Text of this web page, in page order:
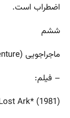
اضطراب است.
ششم
ماجراجویی (Adventure)
– فیلم:
Ark* (1981)